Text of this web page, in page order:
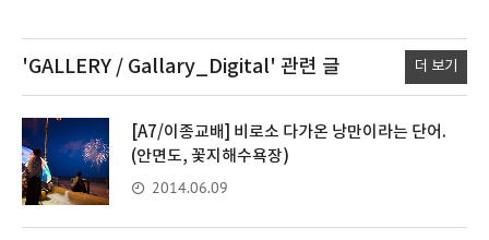
'GALLERY / Gallary_Digital' 관련 글 더 보기
[A7/이종교배] 비로소 다가온 낭만이라는 단어.
(안면도, 꽃지해수욕장)
2014.06.09